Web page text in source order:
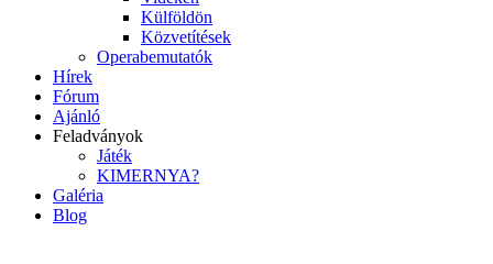
Külföldön
Közvetítések
Operabemutatók
Hírek
Fórum
Ajánló
Feladványok
Játék
KIMERNYA?
Galéria
Blog